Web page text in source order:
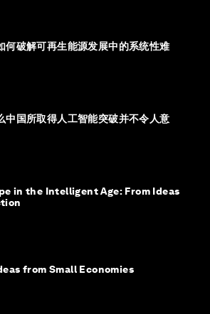
何破解可再生能源发展中的系统性难
中国所取得人工智能突破并不令人意
in the Intelligent Age: From Ideas
from Small Economies